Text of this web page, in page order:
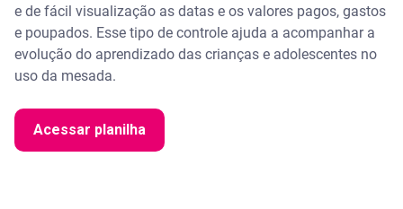
e de fácil visualização as datas e os valores pagos, gastos
e poupados. Esse tipo de controle ajuda a acompanhar a
evolução do aprendizado das crianças e adolescentes no
uso da mesada.
Acessar planilha